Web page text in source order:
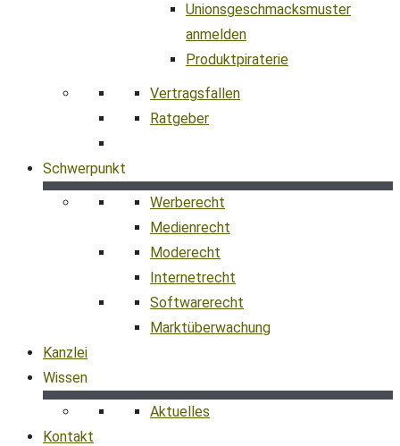
Unionsgeschmacksmuster
anmelden
Produktpiraterie
Vertragsfallen
Ratgeber
Schwerpunkt
Werberecht
Medienrecht
Moderecht
Internetrecht
Softwarerecht
Marktüberwachung
Kanzlei
Wissen
Aktuelles
Kontakt